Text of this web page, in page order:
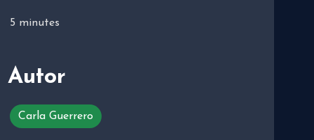
5 minutes
Autor
Carla Guerrero